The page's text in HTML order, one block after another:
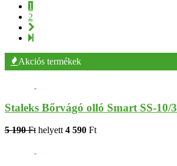
1
2
Akciós termékek
Staleks Bőrvágó olló Smart SS-10/3
5 190 Fthelyett4 590 Ft